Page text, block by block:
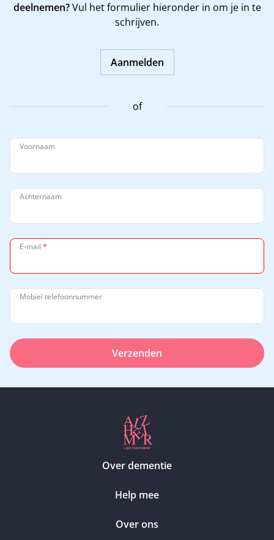
deelnemen?Vul het formulier hieronder in om je in te
schrijven.
Aanmelden
of
Voornaam
Achternaam
E-mail *
Mobiel telefoonnummer
Verzenden
Over dementie
Help mee
Over ons